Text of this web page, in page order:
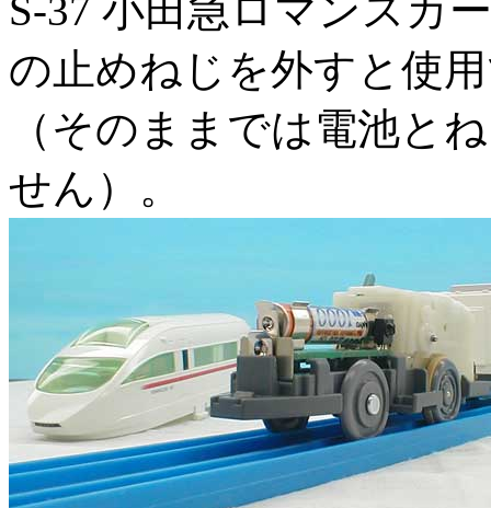
S-37 小田急ロマンスカ
の止めねじを外すと使
（そのままでは電池と
せん）。